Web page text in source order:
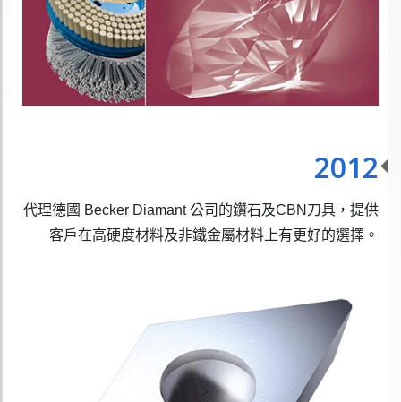
2012
代理德國 Becker Diamant 公司的鑽石及CBN刀具，提供
客戶在高硬度材料及非鐵金屬材料上有更好的選擇。